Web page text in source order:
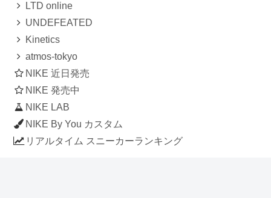
LTD online
UNDEFEATED
Kinetics
atmos-tokyo
NIKE 近日発売
NIKE 発売中
NIKE LAB
NIKE By You カスタム
リアルタイム スニーカーランキング